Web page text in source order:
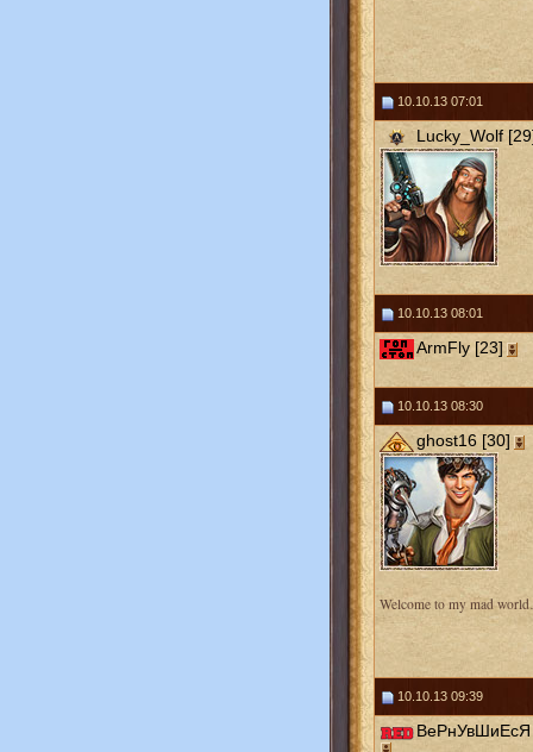
10.10.13 07:01
Lucky_Wolf
10.10.13 08:01
ArmFly [23]
10.10.13 08:30
ghost16 [30]
Welcome to my mad
10.10.13 09:39
ВеРнУвШиЕсЯ